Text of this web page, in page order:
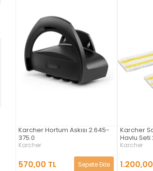
Karcher Hortum Askısı 2.645-
375.0
Karcher
570,00 TL Sepete Ekle
Karcher
Havlu
Karcher